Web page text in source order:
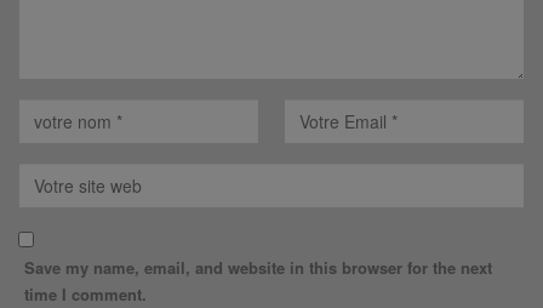
Save my name, email, and website in this browser for the next
time I comment.